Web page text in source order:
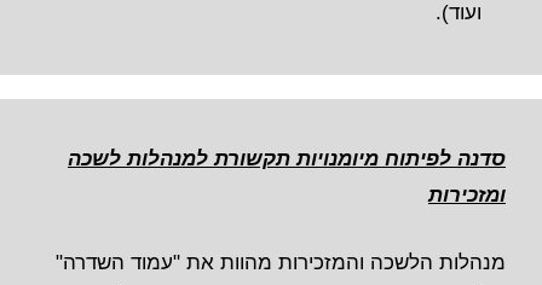
ועוד).
סדנה לפיתוח מיומנויות תקשורת למנהלות לשכה
ומזכירות
מנהלות הלשכה והמזכירות מהוות את "עמוד השדרה"